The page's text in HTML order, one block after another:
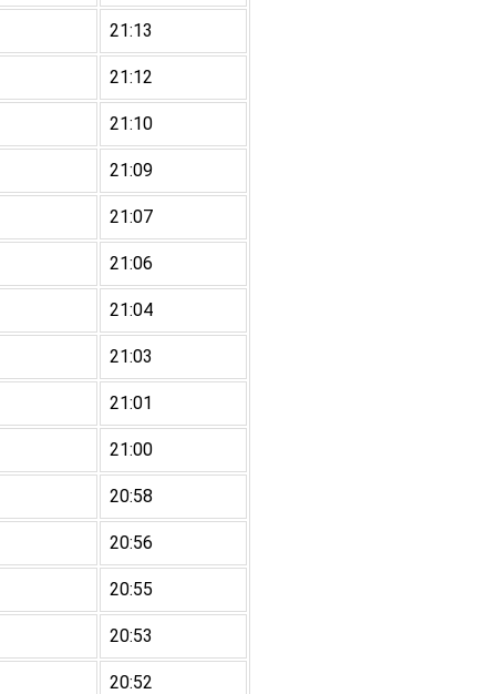
21:13
21:12
21:10
21:09
21:07
21:06
21:04
21:03
21:01
21:00
20:58
20:56
20:55
20:53
20:52